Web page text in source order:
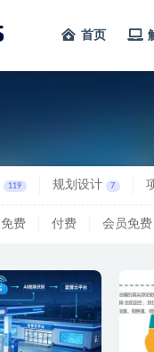
首页
119 规划设计 7
免费 付费 会员免费